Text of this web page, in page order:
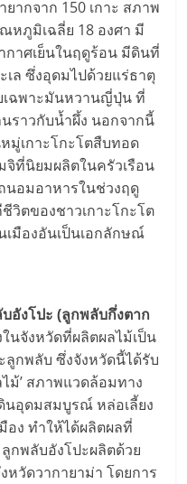
ากจาก 150 เกาะ สภาพ
หภูมิเฉลี่ย 18 องศา มี
าศเย็นในฤดูร้อน มีดินที่
ล ซึ่งอุดมไปด้วยแร่ธาตุ
เฉพาะมันหวานญี่ปุ่น ที่
ราวกับน้ำผึ้ง นอกจากนี้
มู่เกาะโกะโตสืบทอด
ที่นิยมผลิตในครัวเรือน
นอมอาหารในช่วงฤดู
วิตของชาวเกาะโกะโต
มืองอันเป็นเอกลักษณ์
อังโปะ (ลูกพลับกึ่งตาก
นจังหวัดที่ผลิตผลไม้เป็น
กพลับ ซึ่งจังหวัดนี้ได้รับ
ม้’ สภาพแวดล้อมทาง
อุดมสมบูรณ์ หล่อเลี้ยง
อง ทำให้ได้ผลิตผลที่
กพลับอังโปะผลิตด้วย
วัดวากายาม่า โดยการ